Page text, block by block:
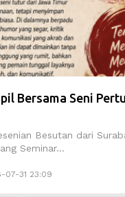
Bersama Seni
Besutan dari
Seminar...
07-31 23:09